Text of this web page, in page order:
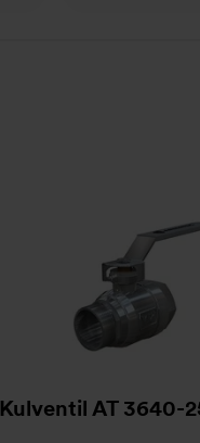
Kulventil AT 3640-